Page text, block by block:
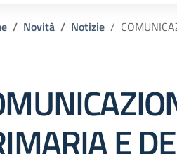
Novità Notizie
E